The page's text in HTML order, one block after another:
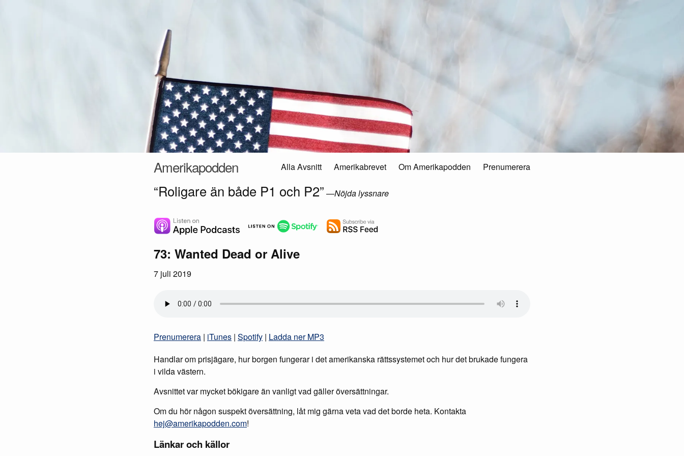
Amerikapodden Alla Avsnitt Amerikabrevet Om Amerikapodden Prenumerera
“Roligare än både P1 och P2” —Nöjda lyssnare
73: Wanted Dead or Alive
7 juli 2019
Prenumerera | iTunes | Spotify | Ladda ner MP3
Handlar om prisjägare, hur borgen fungerar i det amerikanska rättssystemet och hur det brukade fungera
i vilda västern.
Avsnittet var mycket bökigare än vanligt vad gäller översättningar.
Om du hör någon suspekt översättning, låt mig gärna veta vad det borde heta. Kontakta
hej@amerikapodden.com!
Länkar och källor